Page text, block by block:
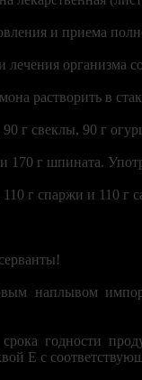
и приема
лечения организма
растворить в
г свеклы, 90 г
170 г шпината.
г спаржи и 110 г
наплывом
годности
Е с